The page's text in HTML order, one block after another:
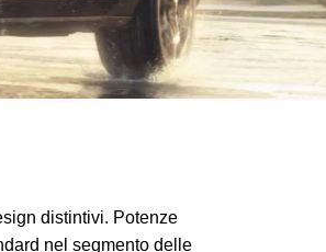
distintivi. Potenze
nel segmento delle